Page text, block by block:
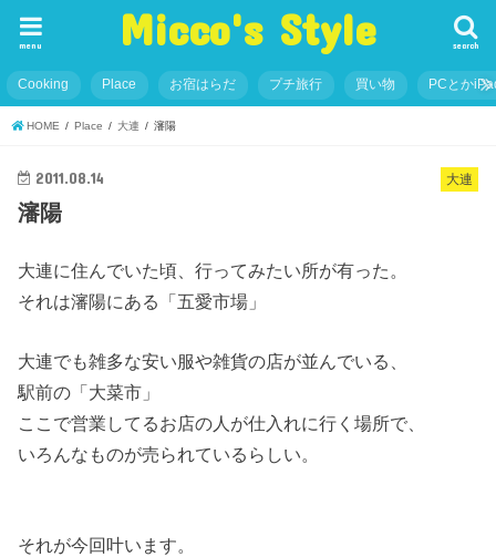
Micco's Style search
menu
Cooking Place お宿はらだ プチ旅行 買い物 PCとか
HOME Place 大連 瀋陽
大連
2011.08.14
瀋陽
大連に住んでいた頃、行ってみたい所が有った。
それは瀋陽にある「五愛市場」
大連でも雑多な安い服や雑貨の店が並んでいる、
駅前の「大菜市」
ここで営業してるお店の人が仕入れに行く場所で、
いろんなものが売られているらしい。
それが今回叶います。